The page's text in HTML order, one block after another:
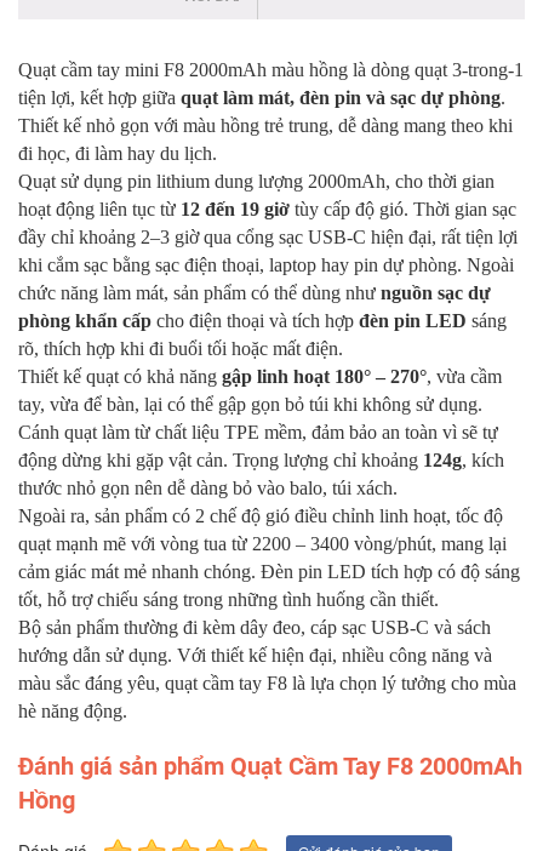
Quạt cầm tay mini F8 2000mAh màu hồng là dòng quạt 3-trong-1
tiện lợi, kết hợp giữa quạt làm mát, đèn pin và sạc dự phòng.
Thiết kế nhỏ gọn với màu hồng trẻ trung, dễ dàng mang theo khi
đi học, đi làm hay du lịch.
Quạt sử dụng pin lithium dung lượng 2000mAh, cho thời gian
hoạt động liên tục từ 12 đến 19 giờ tùy cấp độ gió. Thời gian sạc
đầy chỉ khoảng 2–3 giờ qua cổng sạc USB-C hiện đại, rất tiện lợi
khi cắm sạc bằng sạc điện thoại, laptop hay pin dự phòng. Ngoài
chức năng làm mát, sản phẩm có thể dùng như nguồn sạc dự
phòng khẩn cấp cho điện thoại và tích hợp đèn pin LED sáng
rõ, thích hợp khi đi buổi tối hoặc mất điện.
Thiết kế quạt có khả năng gập linh hoạt 180° – 270°, vừa cầm
tay, vừa để bàn, lại có thể gập gọn bỏ túi khi không sử dụng.
Cánh quạt làm từ chất liệu TPE mềm, đảm bảo an toàn vì sẽ tự
động dừng khi gặp vật cản. Trọng lượng chỉ khoảng 124g, kích
thước nhỏ gọn nên dễ dàng bỏ vào balo, túi xách.
Ngoài ra, sản phẩm có 2 chế độ gió điều chỉnh linh hoạt, tốc độ
quạt mạnh mẽ với vòng tua từ 2200 – 3400 vòng/phút, mang lại
cảm giác mát mẻ nhanh chóng. Đèn pin LED tích hợp có độ sáng
tốt, hỗ trợ chiếu sáng trong những tình huống cần thiết.
Bộ sản phẩm thường đi kèm dây đeo, cáp sạc USB-C và sách
hướng dẫn sử dụng. Với thiết kế hiện đại, nhiều công năng và
màu sắc đáng yêu, quạt cầm tay F8 là lựa chọn lý tưởng cho mùa
hè năng động.
Đánh giá sản phẩm Quạt Cầm Tay F8 2000mAh
Hồng